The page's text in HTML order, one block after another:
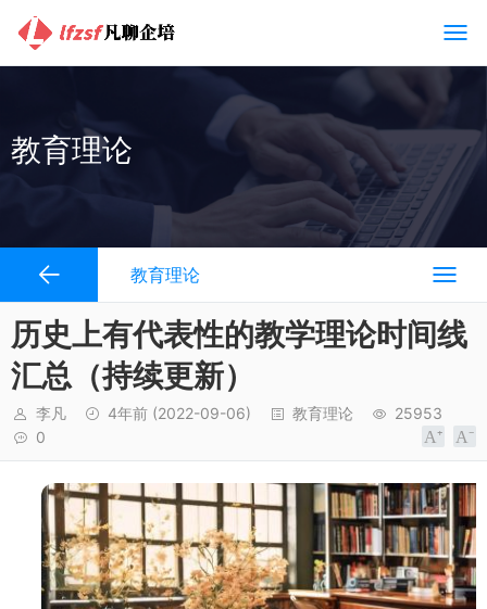
教育理论
教育理论
历史上有代表性的教学理论时间线
汇总（持续更新）
李凡 4年前 (2022-09-06) 教育理论
25953
0